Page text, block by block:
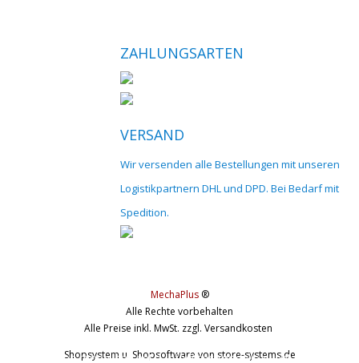
© 2017 cnc-modellbau.net | info@cnc-modellbau.net | +49
ZAHLUNGSARTEN
VERSAND
Wir versenden alle Bestellungen mit unseren
Logistikpartnern DHL und DPD. Bei Bedarf mit
Spedition.
MechaPlus ®
Alle Rechte vorbehalten
Alle Preise inkl. MwSt. zzgl. Versandkosten
Shopsystem u. Shopsoftware von store-systems.de